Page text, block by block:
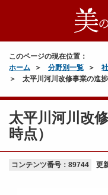
このページの現在位置：
ホーム
分野別一覧
太平川河川改修事業の進捗
太平川河川改
時点）
コンテンツ番号：89744 更